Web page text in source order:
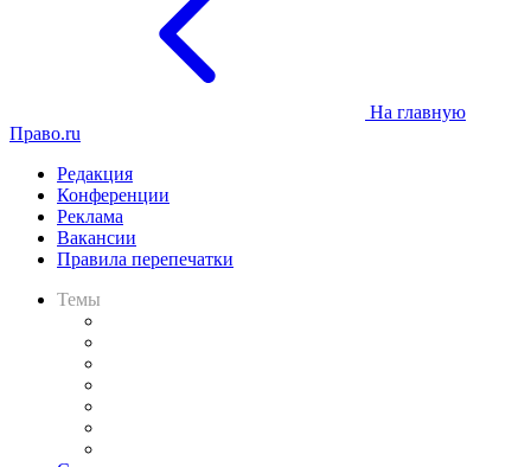
На главную
Право.ru
Редакция
Конференции
Реклама
Вакансии
Правила перепечатки
Темы